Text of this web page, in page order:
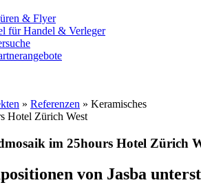
& Flyer
für Handel & Verleger
» Referenzen » Keramisches
Hotel Zürich West
im 25hours Hotel Zürich
von Jasba